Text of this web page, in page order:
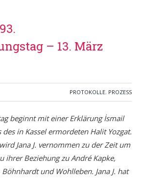
– 13. März
PROTOKOLLE, PROZESS
beginnt mit einer Erklärung İsmail
des in Kassel ermordeten Halit Yozgat.
Jana J. vernommen zu der Zeit um
ihrer Beziehung zu André Kapke,
und Wohlleben. Jana J. hat